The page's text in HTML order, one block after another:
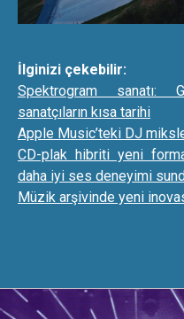
İlginizi çekebilir:
Spektrogram sanatı:
sanatçıların kısa tarihi
Apple Music’teki DJ
CD-plak hibriti yeni
daha iyi ses deneyimi
Müzik arşivinde yeni